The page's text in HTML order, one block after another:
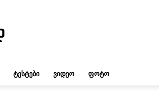
ᲢᲔᲡᲢᲔᲑᲘ ᲕᲘᲓᲔᲝ ᲤᲝᲢᲝ